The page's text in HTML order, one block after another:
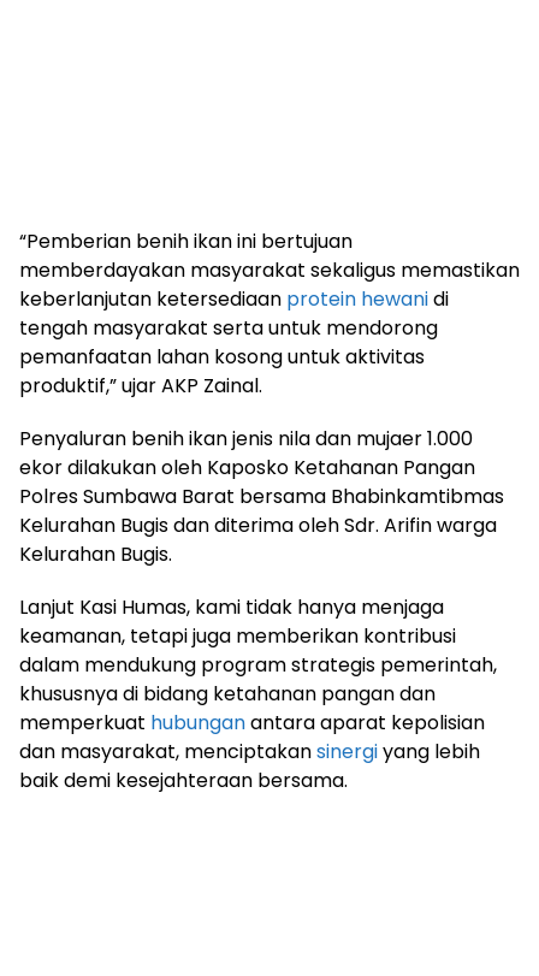
“Pemberian benih ikan ini bertujuan
memberdayakan masyarakat sekaligus memastikan
keberlanjutan ketersediaan protein hewanidi
tengah masyarakat serta untuk mendorong
pemanfaatan lahan kosong untuk aktivitas
produktif,” ujar AKP Zainal.
Penyaluran benih ikan jenis nila dan mujaer 1.000
ekor dilakukan oleh Kaposko Ketahanan Pangan
Polres Sumbawa Barat bersama Bhabinkamtibmas
Kelurahan Bugis dan diterima oleh Sdr. Arifin warga
Kelurahan Bugis.
Lanjut Kasi Humas, kami tidak hanya menjaga
keamanan, tetapi juga memberikan kontribusi
dalam mendukung program strategis pemerintah,
khususnya di bidang ketahanan pangan dan
memperkuat hubunganantara aparat kepolisian
dan masyarakat, menciptakansinergiyang lebih
baik demi kesejahteraan bersama.